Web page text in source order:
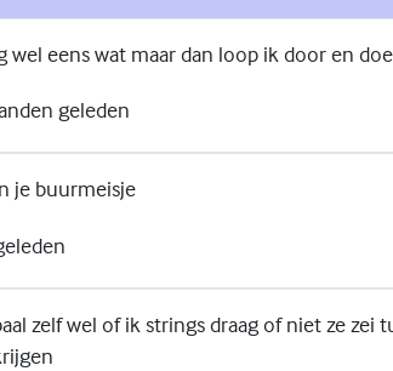
wel eens wat maar dan loop ik door en
geleden
je buurmeisje
zelf wel of ik strings draag of niet ze zei